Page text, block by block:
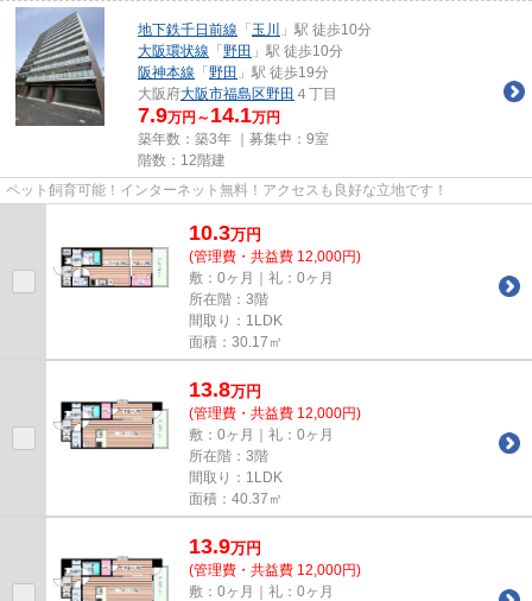
地下鉄千日前線 「 玉川
」駅 徒歩10分
大阪環状線 「 野田 」駅 徒歩10分
阪神本線 「 野田 」駅 徒歩19分
大阪府大阪市福島区野田 ４丁目
7.9万円～ 14.1万円
築年数：築3年 ｜募集中： 9室
階数：12階建
ペット飼育可能！インターネット無料！アクセスも良好な立地です！
10.3万円
(管理費・共益費 12,000円)
敷：0ヶ月｜礼：0ヶ月
所在階：3階
間取り：1LDK
面積：30.17㎡
13.8万円
(管理費・共益費 12,000円)
敷：0ヶ月｜礼：0ヶ月
所在階：3階
間取り：1LDK
面積：40.37㎡
13.9万円
(管理費・共益費 12,000円)
敷：0ヶ月｜礼：0ヶ月